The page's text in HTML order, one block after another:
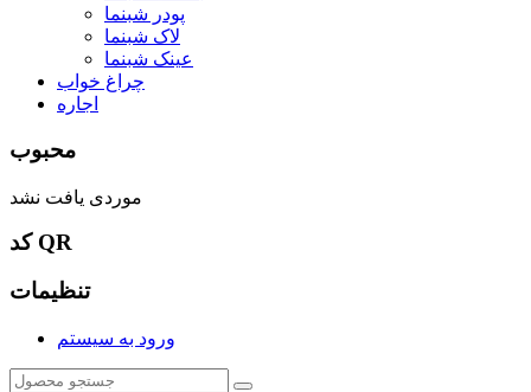
پودر شبنما
لاک شبنما
عینک شبنما
چراغ خواب
اجاره
محبوب
موردی یافت نشد
کد QR
تنظیمات
ورود به سیستم